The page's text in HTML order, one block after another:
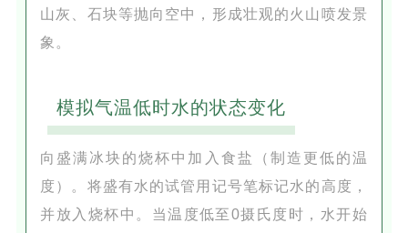
山灰、石块等抛向空中，形成壮观的火山喷发景
象。
模拟气温低时水的状态变化
向盛满冰块的烧杯中加入食盐（制造更低的温
度）。将盛有水的试管用记号笔标记水的高度，
并放入烧杯中。当温度低至0摄氏度时，水开始